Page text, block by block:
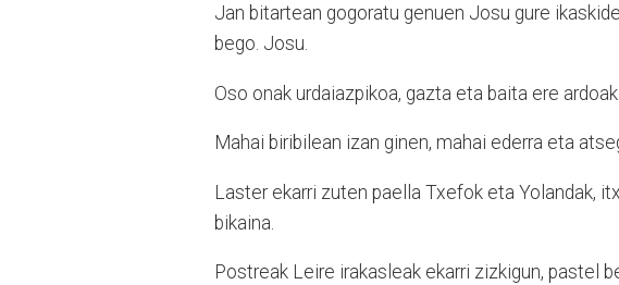
Jan bitartean gogoratu genuen Josu gure
bego. Josu.
Oso onak urdaiazpikoa, gazta eta baita ere ardoak.
Mahai biribilean izan ginen, mahai ederra eta
Laster ekarri zuten paella Txefok eta Yolandak,
bikaina.
Postreak Leire irakasleak ekarri zizkigun, pastel